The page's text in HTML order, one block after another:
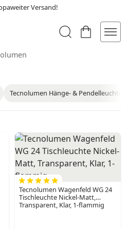
Versand!
Tecnolumen Hänge- & Pendelleuchten
Tecnolumen Wagenfeld WG 24
Tischleuchte Nickel-Matt,
Transparent, Klar, 1-flammig